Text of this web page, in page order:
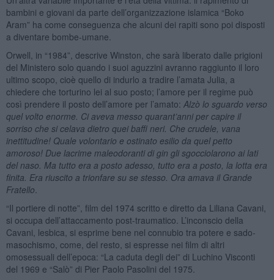
bambini e giovani da parte dell’organizzazione islamica “Boko
Aram” ha come conseguenza che alcuni dei rapiti sono poi disposti
a diventare bombe-umane.
Orwell, in “1984”, descrive Winston, che sarà liberato dalle prigioni
del Ministero solo quando i suoi aguzzini avranno raggiunto il loro
ultimo scopo, cioè quello di indurlo a tradire l’amata Julia, a
chiedere che torturino lei al suo posto; l’amore per il regime può
così prendere il posto dell’amore per l’amato: Alzò lo sguardo verso
quel volto enorme. Ci aveva messo quarant’anni per capire il
sorriso che si celava dietro quei baffi neri. Che crudele, vana
inettitudine! Quale volontario e ostinato esilio da quel petto
amoroso! Due lacrime maleodoranti di gin gli sgocciolarono ai lati
del naso. Ma tutto era a posto adesso, tutto era a posto, la lotta era
finita. Era riuscito a trionfare su se stesso. Ora amava il Grande
Fratello
“Il portiere di notte”, film del 1974 scritto e diretto da Liliana Cavani,
si occupa dell’attaccamento post-traumatico. L’inconscio della
Cavani, lesbica, si esprime bene nel connubio tra potere e sado-
masochismo, come, del resto, si espresse nei film di altri
omosessuali dell’epoca: “La caduta degli dei” di Luchino Visconti
del 1969 e “Salò” di Pier Paolo Pasolini del 1975.